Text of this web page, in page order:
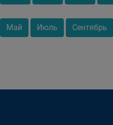
Май Июль Сентябрь